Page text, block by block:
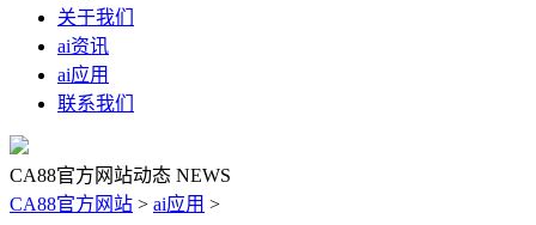
关于我们
ai资讯
ai应用
联系我们
CA88官方网站动态 NEWS
CA88官方网站 > ai应用 >